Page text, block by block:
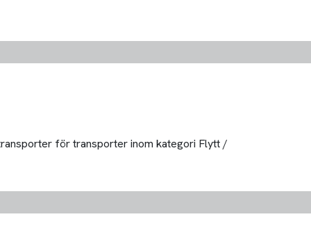
för transporter inom kategori Flytt /